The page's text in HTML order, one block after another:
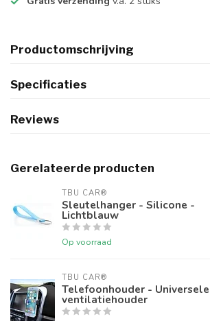
Productomschrijving
Specificaties
Reviews
Gerelateerde producten
TBU CAR®
Sleutelhanger - Silicone -
Lichtblauw
Op voorraad
TBU CAR®
Telefoonhouder - Universele
ventilatiehouder